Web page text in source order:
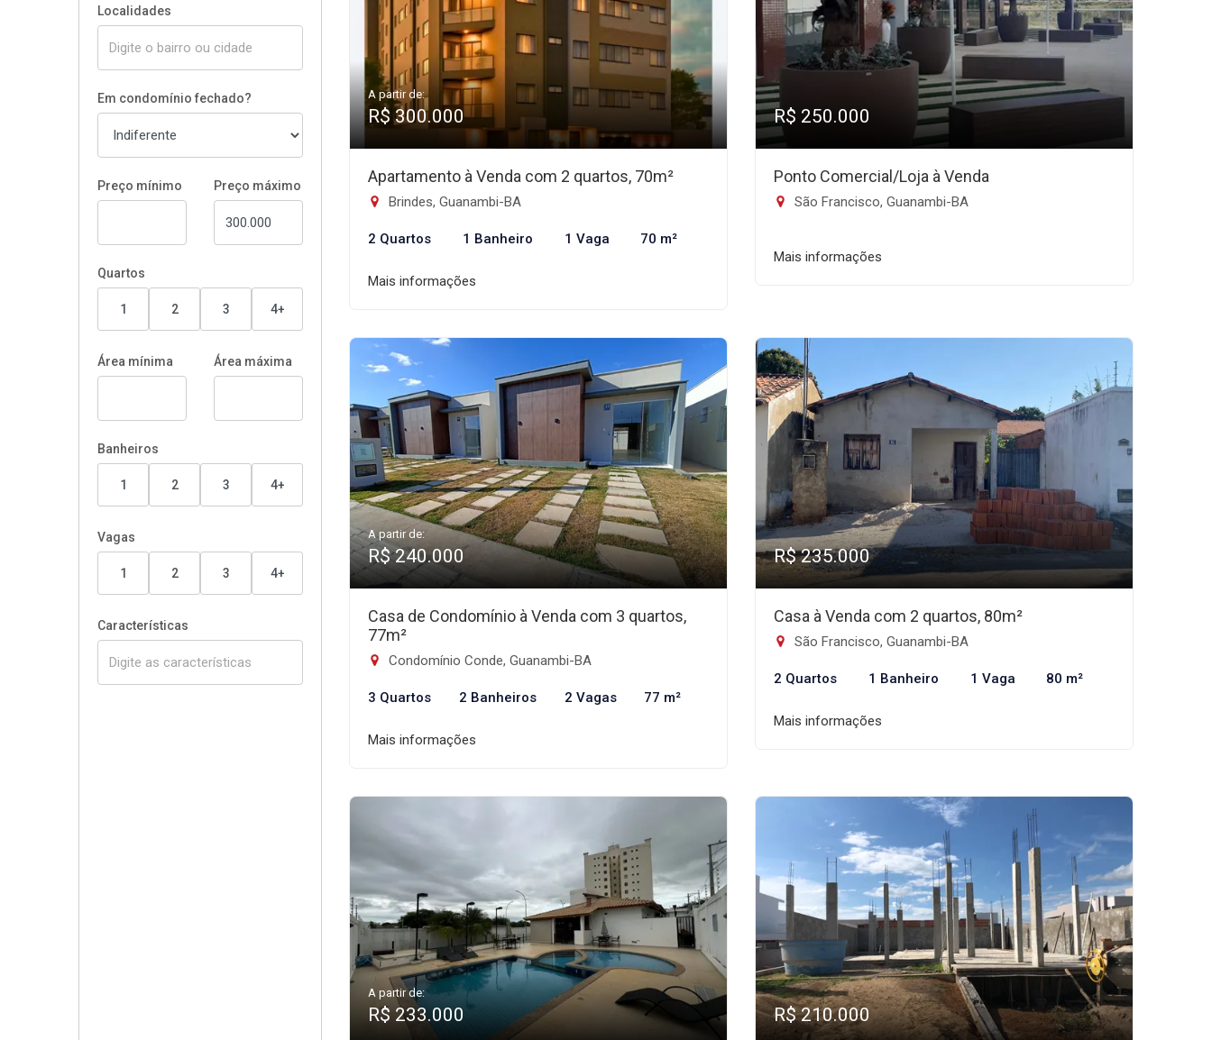
Localidades
Em condomínio fechado?
Preço mínimo Preço máximo
Quartos
1 2 3 4+
Área mínima Área máxima
Banheiros
1 2 3 4+
Vagas
1 2 3 4+
Características
A partir de:
R$ 300.000
Apartamento à Venda com 2 quartos, 70m²
Brindes, Guanambi-BA
2 Quartos 1 Banheiro 1 Vaga 70 m²
Mais informações
R$ 250.000
Ponto Comercial/Loja à Venda
São Francisco, Guanambi-BA
Mais informações
A partir de:
R$ 240.000
Casa de Condomínio à Venda com 3 quartos,
77m²
Condomínio Conde, Guanambi-BA
3 Quartos 2 Banheiros 2 Vagas 77 m²
Mais informações
R$ 235.000
Casa à Venda com 2 quartos, 80m²
São Francisco, Guanambi-BA
2 Quartos 1 Banheiro 1 Vaga 80 m²
Mais informações
A partir de:
R$ 233.000 R$ 210.000